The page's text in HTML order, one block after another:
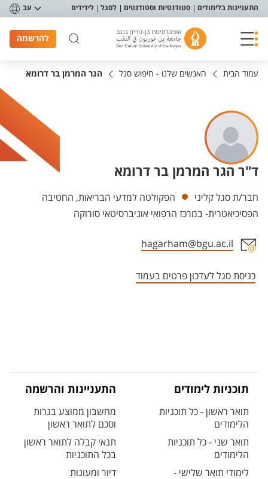
תפריט נגישות
התעניינות בלימודים סטודנטיות וסטודנטים לסגל לידידים עב
להרשמה
עמוד הבית האנשים שלנו - חיפוש סגל הגר המרמן בר דרומא
ד"ר הגר המרמן בר דרומא
יחידות
חבר/ת סגל קליני
הפקולטה למדעי הבריאות, החטיבה
הפסיכיאטרית- במרכז הרפואי אוניברסיטאי סורוקה
hagarham@bgu.ac.il
כניסת סגל לעדכון פרטים בעמוד
תוכניות לימודים
תואר ראשון - כל תוכניות
הלימודים
תואר שני - כל תוכניות
הלימודים
לימודי תואר שלישי -
התעניינות והרשמה
מחשבון ממוצע בגרות
וסכם לתואר ראשון
תנאי קבלה לתואר ראשון
בכל התוכניות
דיור ומעונות